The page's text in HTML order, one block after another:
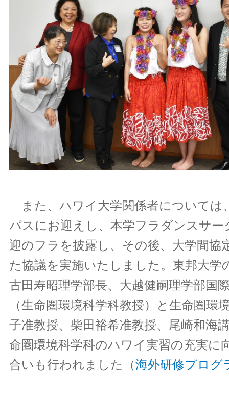
また、ハワイ大学関係者については
パスにお迎えし、本学フラダンスサー
迎のフラを披露し、その後、大学間協
た協議を実施いたしました。東邦大学
古田寿昭理学部長、大越健嗣理学部国
（生命圏環境科学科教授）と生命圏環
子准教授、柴田裕希准教授、尾崎和海
命圏環境科学科のハワイ実習の充実に
合いも行われました（海外研修プログ